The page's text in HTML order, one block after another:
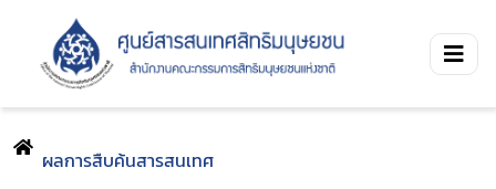
ผลการสืบค้นสารสนเทศ